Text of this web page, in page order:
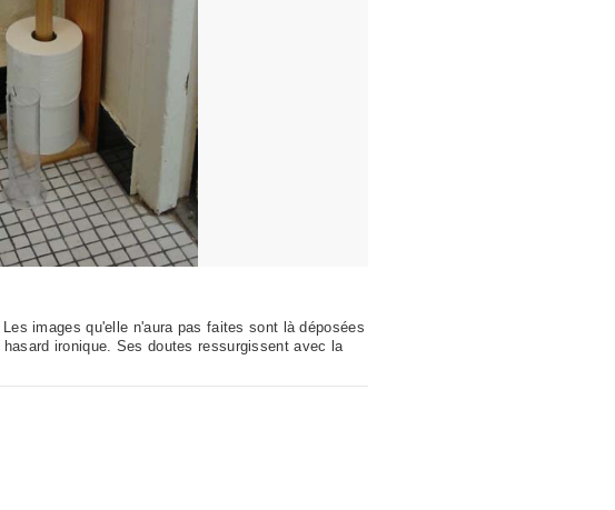
images qu'elle n'aura pas faites sont là déposées
ironique. Ses doutes ressurgissent avec la